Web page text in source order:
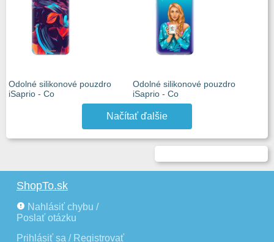
Odolné silikonové pouzdro
iSaprio - Co
Odolné silikonové pouzdro
iSaprio - Co
Načítať ďalšie
ShopTo.sk
Nahlásiť chybu /
Poslať otázku
Prihlásiť sa / Registrovať